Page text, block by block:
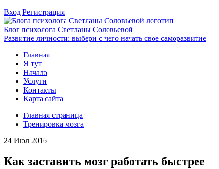
Вход Регистрация
Блог психолога Светланы Соловьевой
Развитие личности: выбери с чего начать свое саморазвитие
Главная
Я тут
Начало
Услуги
Контакты
Карта сайта
Главная страница
Тренировка мозга
24 Июл 2016
Как заставить мозг работать быстрее